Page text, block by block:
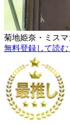
菊地姫奈・ミスマ
無料登録して読む